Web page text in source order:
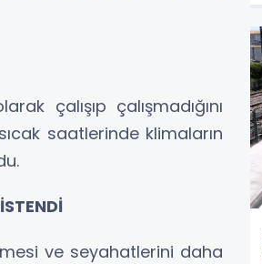
çalışıp çalışmadığını
saatlerinde klimaların
ve seyahatlerini daha